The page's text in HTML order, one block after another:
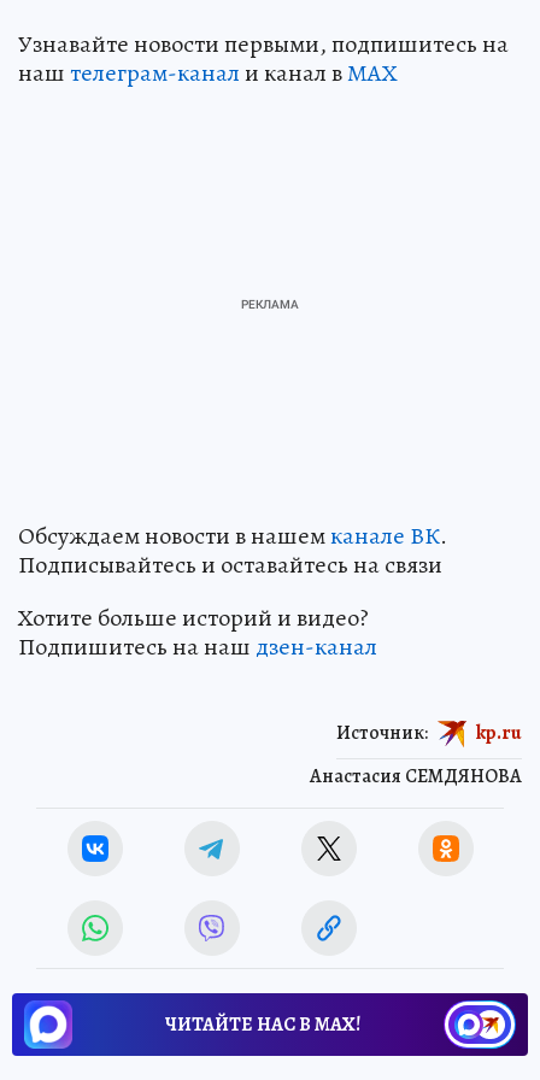
Узнавайте новости первыми, подпишитесь на
наштелеграм-канали канал вМАХ
Обсуждаем новости в нашемканале ВК.
Подписывайтесь и оставайтесь на связи
Хотите больше историй и видео?
Подпишитесь на наш дзен-канал
Анастасия СЕМДЯНОВА
Источник: kp.ru
ЧИТАЙТЕ НАС В МАХ!